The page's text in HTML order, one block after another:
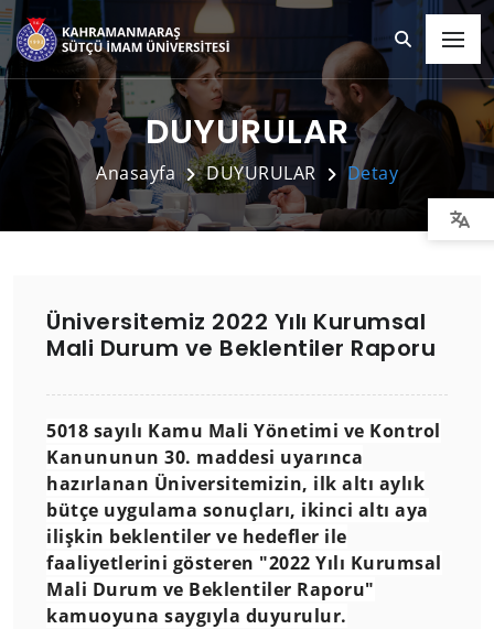
DUYURULAR
Anasayfa DUYURULAR Detay
Üniversitemiz 2022 Yılı Kurumsal
Mali Durum ve Beklentiler Raporu
5018 sayılı Kamu Mali Yönetimi ve Kontrol
Kanununun 30. maddesi uyarınca
hazırlanan Üniversitemizin, ilk altı aylık
bütçe uygulama sonuçları, ikinci altı aya
ilişkin beklentiler ve hedefler ile
faaliyetlerini gösteren "2022 Yılı Kurumsal
Mali Durum ve Beklentiler Raporu"
kamuoyuna saygıyla duyurulur.